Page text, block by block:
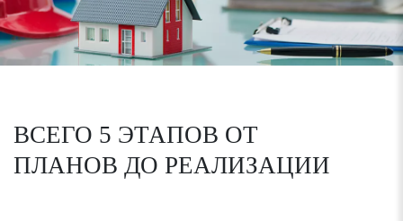
ВСЕГО 5 ЭТАПОВ ОТ
ПЛАНОВ ДО РЕАЛИЗАЦИИ